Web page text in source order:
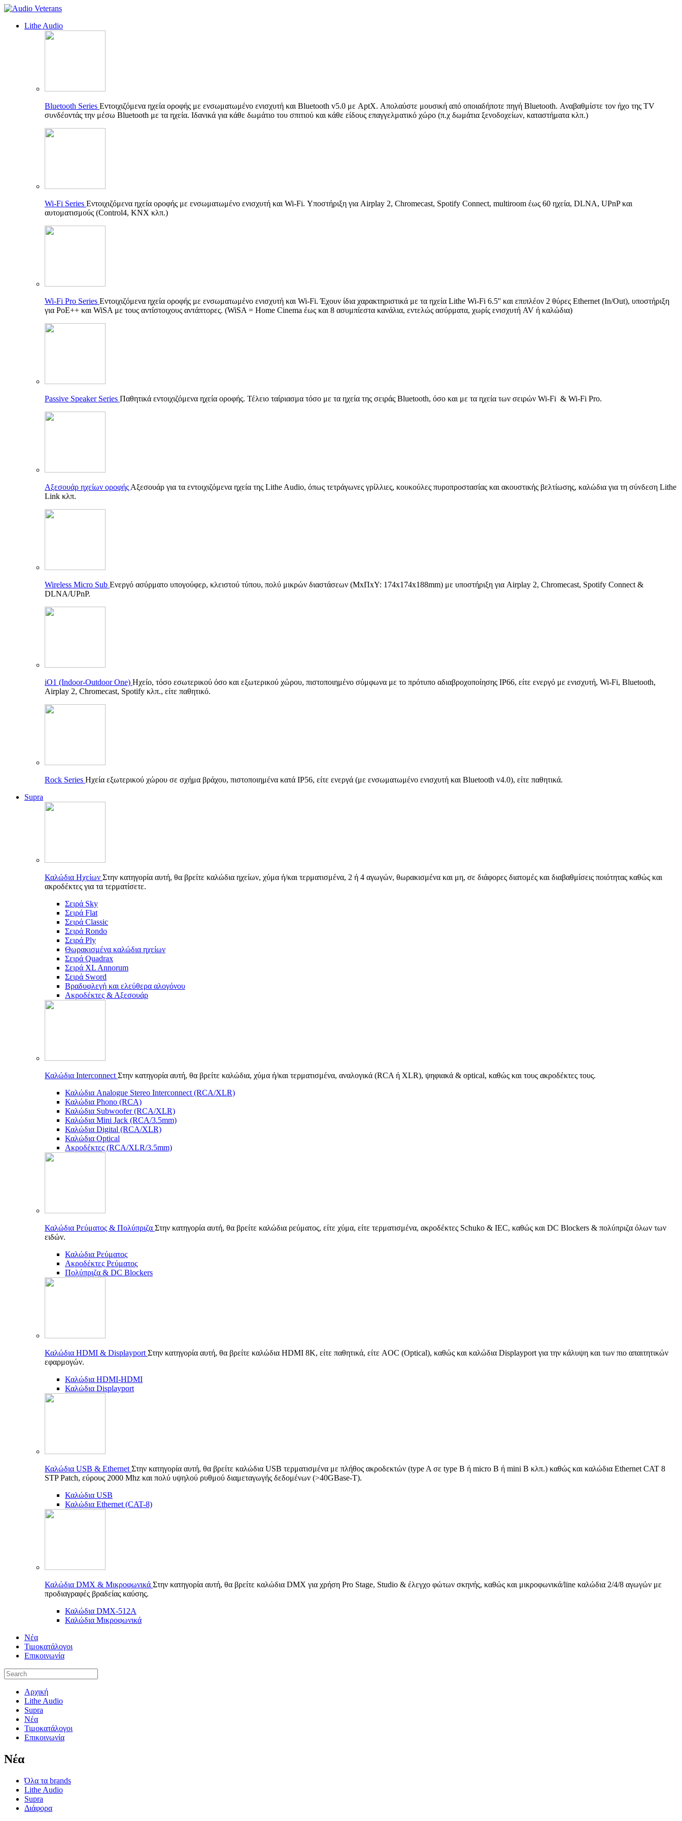
Lithe Audio
Bluetooth Series Εντοιχιζόμενα ηχεία οροφής με ενσωματωμένο ενισχυτή και Bluetooth v5.0 με AptX. Απολαύστε μουσική από οποιαδήποτε πηγή Bluetooth. Αναβαθμίστε τον ήχο της TV
συνδέοντάς την μέσω Bluetooth με τα ηχεία. Ιδανικά για κάθε δωμάτιο του σπιτιού και κάθε είδους επαγγελματικό χώρο (π.χ δωμάτια ξενοδοχείων, καταστήματα κλπ.)
Wi-Fi Series Εντοιχιζόμενα ηχεία οροφής με ενσωματωμένο ενισχυτή και Wi-Fi. Υποστήριξη για Airplay 2, Chromecast, Spotify Connect, multiroom έως 60 ηχεία, DLNA, UPnP και
αυτοματισμούς (Control4, KNX κλπ.)
Wi-Fi Pro Series Εντοιχιζόμενα ηχεία οροφής με ενσωματωμένο ενισχυτή και Wi-Fi. Έχουν ίδια χαρακτηριστικά με τα ηχεία Lithe Wi-Fi 6.5'' και επιπλέον 2 θύρες Ethernet (In/Out), υποστήριξη
για PoE++ και WiSA με τους αντίστοιχους αντάπτορες. (WiSA = Home Cinema έως και 8 ασυμπίεστα κανάλια, εντελώς ασύρματα, χωρίς ενισχυτή AV ή καλώδια)
Passive Speaker Series Παθητικά εντοιχιζόμενα ηχεία οροφής. Τέλειο ταίριασμα τόσο με τα ηχεία της σειράς Bluetooth, όσο και με τα ηχεία των σειρών Wi-Fi & Wi-Fi Pro.
Αξεσουάρ ηχείων οροφής Αξεσουάρ για τα εντοιχιζόμενα ηχεία της Lithe Audio, όπως τετράγωνες γρίλλιες, κουκούλες πυροπροστασίας και ακουστικής βελτίωσης, καλώδια για τη σύνδεση Lithe
Link κλπ.
Wireless Micro Sub Ενεργό ασύρματο υπογούφερ, κλειστού τύπου, πολύ μικρών διαστάσεων (ΜxΠxΥ: 174x174x188mm) με υποστήριξη για Airplay 2, Chromecast, Spotify Connect &
DLNA/UPnP.
iO1 (Indoor-Outdoor One) Ηχείο, τόσο εσωτερικού όσο και εξωτερικού χώρου, πιστοποιημένο σύμφωνα με το πρότυπο αδιαβροχοποίησης IP66, είτε ενεργό με ενισχυτή, Wi-Fi, Bluetooth,
Airplay 2, Chromecast, Spotify κλπ., είτε παθητικό.
Rock Series Ηχεία εξωτερικού χώρου σε σχήμα βράχου, πιστοποιημένα κατά IP56, είτε ενεργά (με ενσωματωμένο ενισχυτή και Bluetooth v4.0), είτε παθητικά.
Supra
Καλώδια Ηχείων Στην κατηγορία αυτή, θα βρείτε καλώδια ηχείων, χύμα ή/και τερματισμένα, 2 ή 4 αγωγών, θωρακισμένα και μη, σε διάφορες διατομές και διαβαθμίσεις ποιότητας καθώς και
ακροδέκτες για τα τερματίσετε.
Σειρά Sky
Σειρά Flat
Σειρά Classic
Σειρά Rondo
Σειρά Ply
Θωρακισμένα καλώδια ηχείων
Σειρά Quadrax
Σειρά XL Annorum
Σειρά Sword
Βραδυφλεγή και ελεύθερα αλογόνου
Ακροδέκτες & Αξεσουάρ
Καλώδια Interconnect Στην κατηγορία αυτή, θα βρείτε καλώδια, χύμα ή/και τερματισμένα, αναλογικά (RCA ή XLR), ψηφιακά & optical, καθώς και τους ακροδέκτες τους.
Καλώδια Analogue Stereo Interconnect (RCA/XLR)
Καλώδια Phono (RCA)
Καλώδια Subwoofer (RCA/XLR)
Καλώδια Mini Jack (RCA/3.5mm)
Καλώδια Digital (RCA/XLR)
Καλώδια Optical
Ακροδέκτες (RCA/XLR/3.5mm)
Καλώδια Ρεύματος & Πολύπριζα Στην κατηγορία αυτή, θα βρείτε καλώδια ρεύματος, είτε χύμα, είτε τερματισμένα, ακροδέκτες Schuko & IEC, καθώς και DC Blockers & πολύπριζα όλων των
ειδών.
Καλώδια Ρεύματος
Ακροδέκτες Ρεύματος
Πολύπριζα & DC Blockers
Καλώδια HDMI & Displayport Στην κατηγορία αυτή, θα βρείτε καλώδια HDMI 8K, είτε παθητικά, είτε AOC (Optical), καθώς και καλώδια Displayport για την κάλυψη και των πιο απαιτητικών
εφαρμογών.
Καλώδια HDMI-HDMI
Καλώδια Displayport
Καλώδια USB & Ethernet Στην κατηγορία αυτή, θα βρείτε καλώδια USB τερματισμένα με πλήθος ακροδεκτών (type A σε type B ή micro B ή mini B κλπ.) καθώς και καλώδια Ethernet CAT 8
STP Patch, εύρους 2000 Mhz και πολύ υψηλού ρυθμού διαμεταγωγής δεδομένων (>40GBase-T).
Καλώδια USB
Καλώδια Ethernet (CAT-8)
Καλώδια DMX & Μικροφωνικά Στην κατηγορία αυτή, θα βρείτε καλώδια DMX για χρήση Pro Stage, Studio & έλεγχο φώτων σκηνής, καθώς και μικροφωνικά/line καλώδια 2/4/8 αγωγών με
προδιαγραφές βραδείας καύσης.
Καλώδια DMX-512A
Καλώδια Μικροφωνικά
Νέα
Τιμοκατάλογοι
Επικοινωνία
Αρχική
Lithe Audio
Supra
Νέα
Τιμοκατάλογοι
Επικοινωνία
Nέα
Όλα τα brands
Lithe Audio
Supra
Διάφορα